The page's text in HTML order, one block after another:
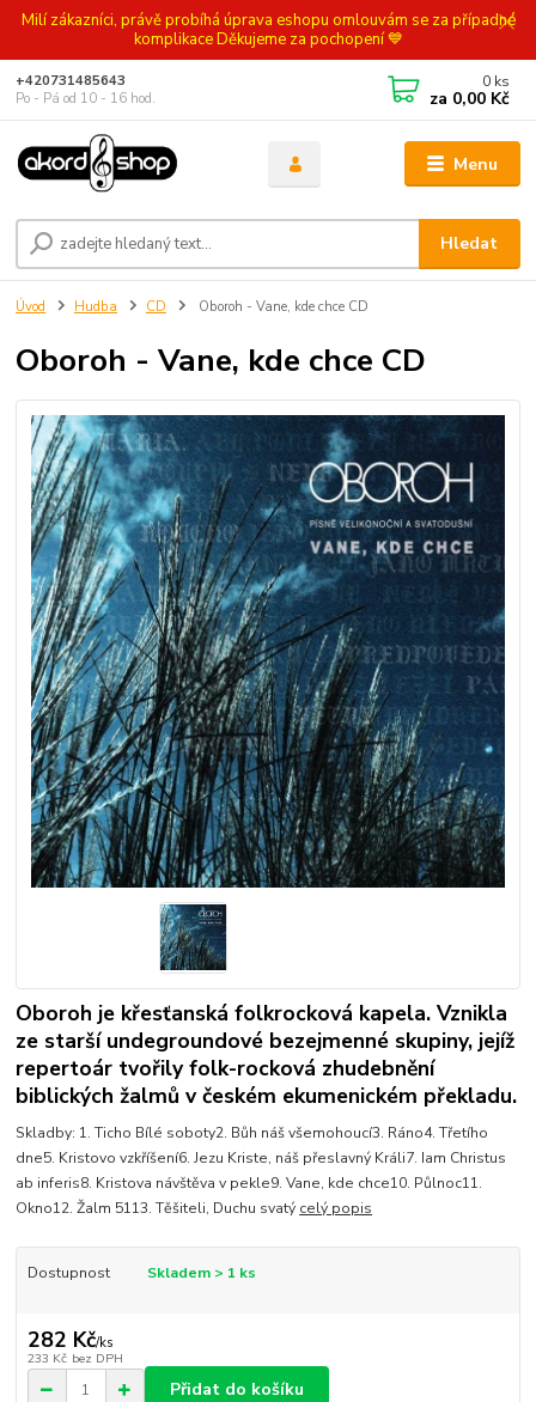
Milí zákazníci, právě probíhá úprava eshopu omlouvám se za případné
komplikace Děkujeme za pochopení 💙
Menu
Hledat
+420731485643
Po - Pá od 10 - 16 hod.
0 ks
za 0,00 Kč
Úvod Hudba CD Oboroh - Vane, kde chce CD
Oboroh - Vane, kde chce CD
Oboroh je křesťanská folkrocková kapela. Vznikla
ze starší undegroundové bezejmenné skupiny, jejíž
repertoár tvořily folk-rocková zhudebnění
biblických žalmů v českém ekumenickém překladu.
Skladby: 1. Ticho Bílé soboty2. Bůh náš všemohoucí3. Ráno4. Třetího
dne5. Kristovo vzkříšení6. Jezu Kriste, náš přeslavný Králi7. Iam Christus
ab inferis8. Kristova návštěva v pekle9. Vane, kde chce10. Půlnoc11.
Okno12. Žalm 5113. Těšiteli, Duchu svatý celý popis
Dostupnost Skladem > 1 ks
282 Kč/ks
233 Kč bez DPH
Přidat do košíku